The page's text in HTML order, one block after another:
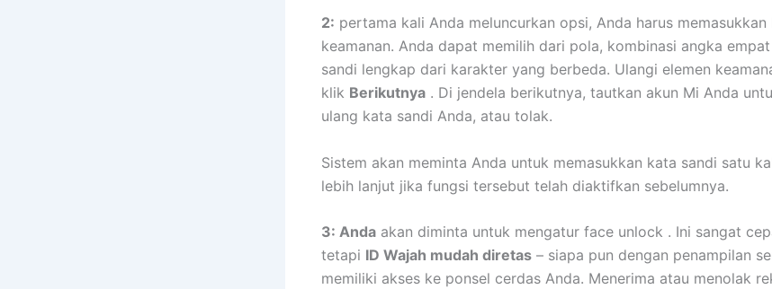
2: pertama kali Anda meluncurkan opsi, Anda harus memasukkan
keamanan. Anda dapat memilih dari pola, kombinasi angka
sandi lengkap dari karakter yang berbeda. Ulangi elemen
klik Berikutnya . Di jendela berikutnya, tautkan akun Mi Anda
ulang kata sandi Anda, atau tolak.
Sistem akan meminta Anda untuk memasukkan kata sandi satu
lebih lanjut jika fungsi tersebut telah diaktifkan sebelumnya.
3: Anda akan diminta untuk mengatur face unlock . Ini sangat
tetapi ID Wajah mudah diretas – siapa pun dengan penampilan
memiliki akses ke ponsel cerdas Anda. Menerima atau menolak